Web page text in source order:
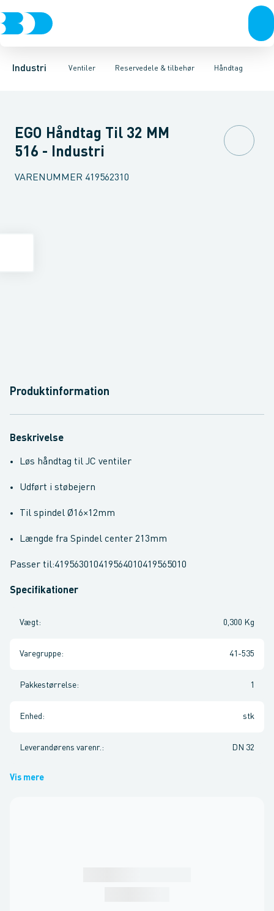
Industri Ventiler
VentilerRustfrit stål Sort stålGalvaniseret stål PlastIndustri
Reservedele & tilbehør
3-Delte kugleventiler 2-Delte kugleventiler3-VejsHåndtag
SpindelforlængereHåndtagReduktionerBeslag & låseskiver
EGO Håndtag Til 32 MM
516 - Industri
VARENUMMER 419562310
Produktinformation
Beskrivelse
Løs håndtag til JC ventiler
Udført i støbejern
Til spindel Ø16×12mm
Længde fra Spindel center 213mm
Passer til:419563010419564010419565010
Specifikationer
Vægt: 0,300 Kg
Varegruppe: 41-535
Pakkestørrelse: 1
Enhed : stk
Leverandørens varenr. : DN 32
Vis mere